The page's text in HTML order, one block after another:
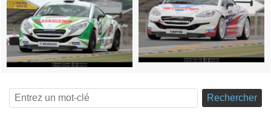
Rechercher